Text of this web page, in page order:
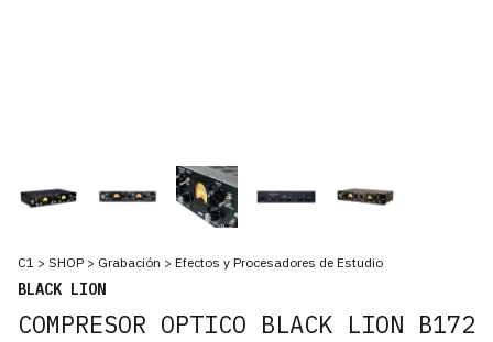
C1 > SHOP > Grabación > Efectos y Procesadores de Estudio
BLACK LION
COMPRESOR OPTICO BLACK LION B172